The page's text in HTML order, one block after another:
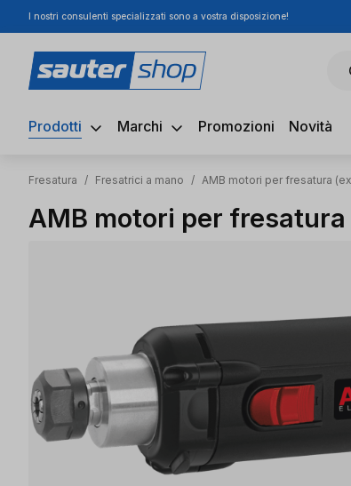
al contenuto principale
Salta alla ricerca
Passa alla navigazione principale
I nostri consulenti specializzati sono a vostra disposizione!
Prodotti Marchi Promozioni Novità
Fresatura / Fresatrici a mano / AMB motori per fresatura
AMB motori per fresatura